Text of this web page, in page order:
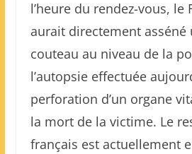
l’heure du rendez-vous, le
aurait directement asséné
couteau au niveau de la
l’autopsie effectuée
perforation d’un organe
la mort de la victime. Le
français est actuellement